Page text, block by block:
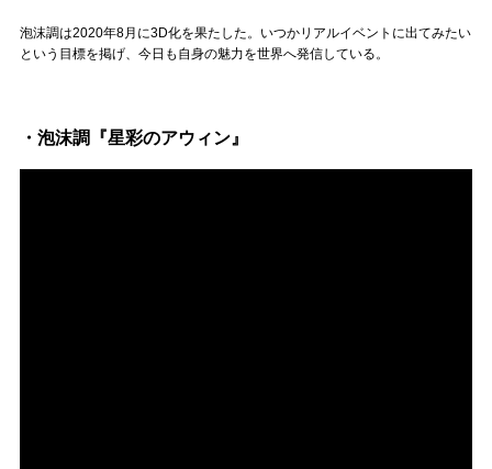
Follow us
泡沫調は2020年8月に3D化を果たした。いつかリアルイベントに出てみたい
という目標を掲げ、今日も自身の魅力を世界へ発信している。
・泡沫調『星彩のアウィン』